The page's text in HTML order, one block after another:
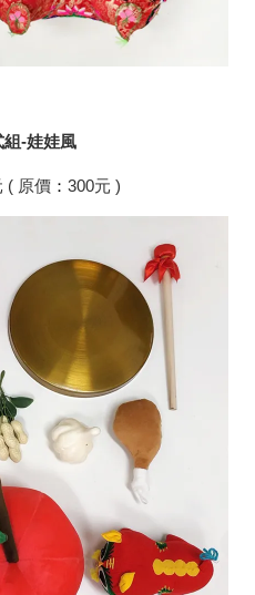
-娃娃風
( 原價： 300元 )